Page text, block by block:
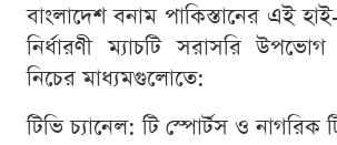
বাংলাদেশ বনাম পাকিস্তানের এই
নির্ধারণী ম্যাচটি সরাসরি
নিচের মাধ্যমগুলোতে:
টিভি চ্যানেল: টি স্পোর্টস ও নাগরিক